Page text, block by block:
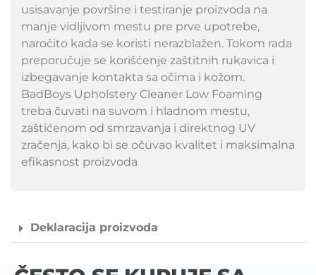
usisavanje površine i testiranje proizvoda na
manje vidljivom mestu pre prve upotrebe,
naročito kada se koristi nerazblažen. Tokom rada
preporučuje se korišćenje zaštitnih rukavica i
izbegavanje kontakta sa očima i kožom.
BadBoys Upholstery Cleaner Low Foaming
treba čuvati na suvom i hladnom mestu,
zaštićenom od smrzavanja i direktnog UV
zračenja, kako bi se očuvao kvalitet i maksimalna
efikasnost proizvoda
Deklaracija proizvoda